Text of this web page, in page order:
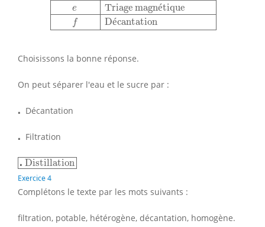
e Triage magnétique
f Décantation
Choisissons la bonne réponse.
On peut séparer l'eau et le sucre par :
⋅⋅ Décantation
⋅⋅ Filtration
⋅ Distillation
⋅Distillation
Exercice 4
Complétons le texte par les mots suivants :
filtration, potable, hétérogène, décantation, homogène.